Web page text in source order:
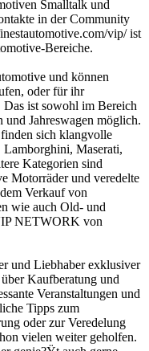
Smalltalk und
in der Community
vip/ ist
Bereiche.
und können
oder für ihr
Das ist sowohl im Bereich
Jahreswagen möglich.
sich klangvolle
Lamborghini, Maserati,
Kategorien sind
Motorräder und veredelte
Verkauf von
wie auch Old- und
NETWORK von
und Liebhaber exklusiver
Kaufberatung und
Veranstaltungen und
Tipps zum
oder zur Veredelung
vielen weiter geholfen.